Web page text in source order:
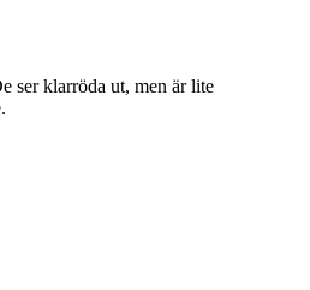
ser klarröda ut, men är lite